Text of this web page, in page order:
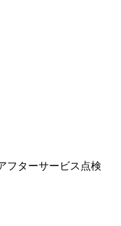
フターサービス点検